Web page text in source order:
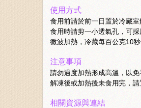
使用方式
食用前請於前一日置於冷藏
食用時請剪一小透氣孔，可採
微波加熱，冷藏每百公克10
注意事項
請勿過度加熱形成高溫，以免
解凍後或加熱後未食用完，
相關資源與連結